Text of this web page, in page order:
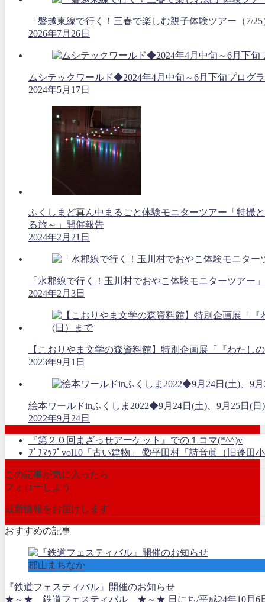
「磐越東線で行く！三春で楽しむ親子体験ツアー（7/
2026年7月26日
ムシテックワールド◆2024年4月中旬～6月下旬プログ
2024年5月17日
ふくしまど真ん中まるごと体験モニターツアー「特
る旅～」開催報告
2024年2月21日
「水郡線で行く！玉川村でおやこ体験モニターツアー
2024年2月3日
【こおりやま文学の森資料館】特別企画展「『わた
2023年9月1日
絵本ワールドinふくしま2022◆9月24日(土)、9月25日(日)
2022年9月24日
『第２０回まざっせアーケット』での１コマ(*^^)v
ﾌﾟﾁﾏｯﾌﾟvol10「古い建物」 ⑫平田村「詩音眞（旧蓬田
この記事が気に入ったら
フォローしよう
最新情報をお届けします
おすすめの記事
郡山まちなか
『鉄道フェスティバル』開催のお知らせ
★～★ 鉄道フェスティバル ★～★ 日にち/平成24年10月6